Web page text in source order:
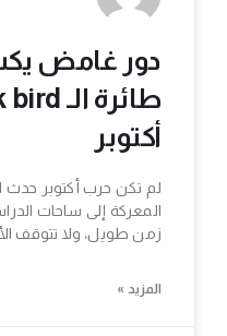
دور غامض
أكتوبر
لم تكن حرب أكتوبر حدث
المعركة إلى ساحات
زمن طويل، ولا تتوقف
المزيد »